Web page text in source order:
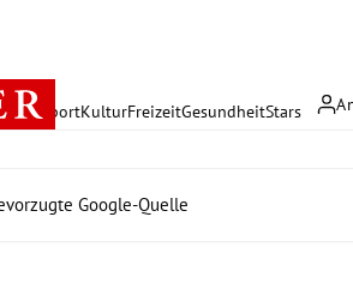
SportKulturFreizeitGesundheitStars
Google-Quelle